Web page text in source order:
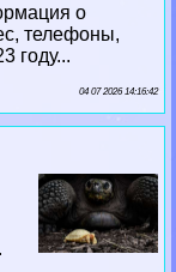
о
телефоны,
году...
04 07 2026 14:16:42